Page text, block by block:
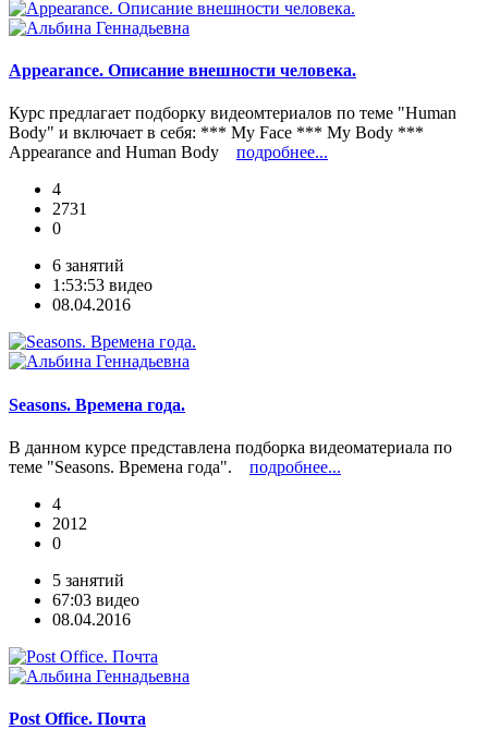
Appearance. Описание внешности человека.
Курс предлагает подборку видеомтериалов по теме "Human
Body" и включает в себя: *** My Face *** My Body ***
Appearance and Human Body подробнее...
4
2731
0
6 занятий
1:53:53 видео
08.04.2016
Seasons. Времена года.
В данном курсе представлена подборка видеоматериала по
теме "Seasons. Времена года". подробнее...
4
2012
0
5 занятий
67:03 видео
08.04.2016
Post Office. Почта